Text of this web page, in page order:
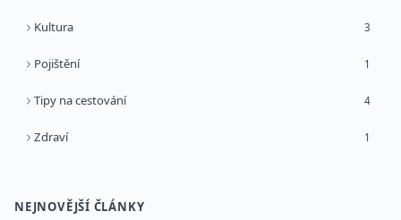
Kultura 3
Pojištění 1
Tipy na cestování 4
Zdraví 1
NEJNOVĚJŠÍ ČLÁNKY